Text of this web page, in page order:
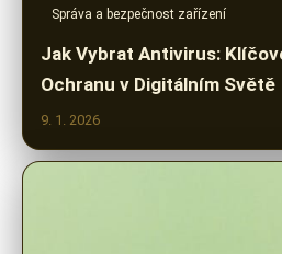
Správa a bezpečnost zařízení
Jak Vybrat Antivirus:
Ochranu v Digitálním Světě
9. 1. 2026